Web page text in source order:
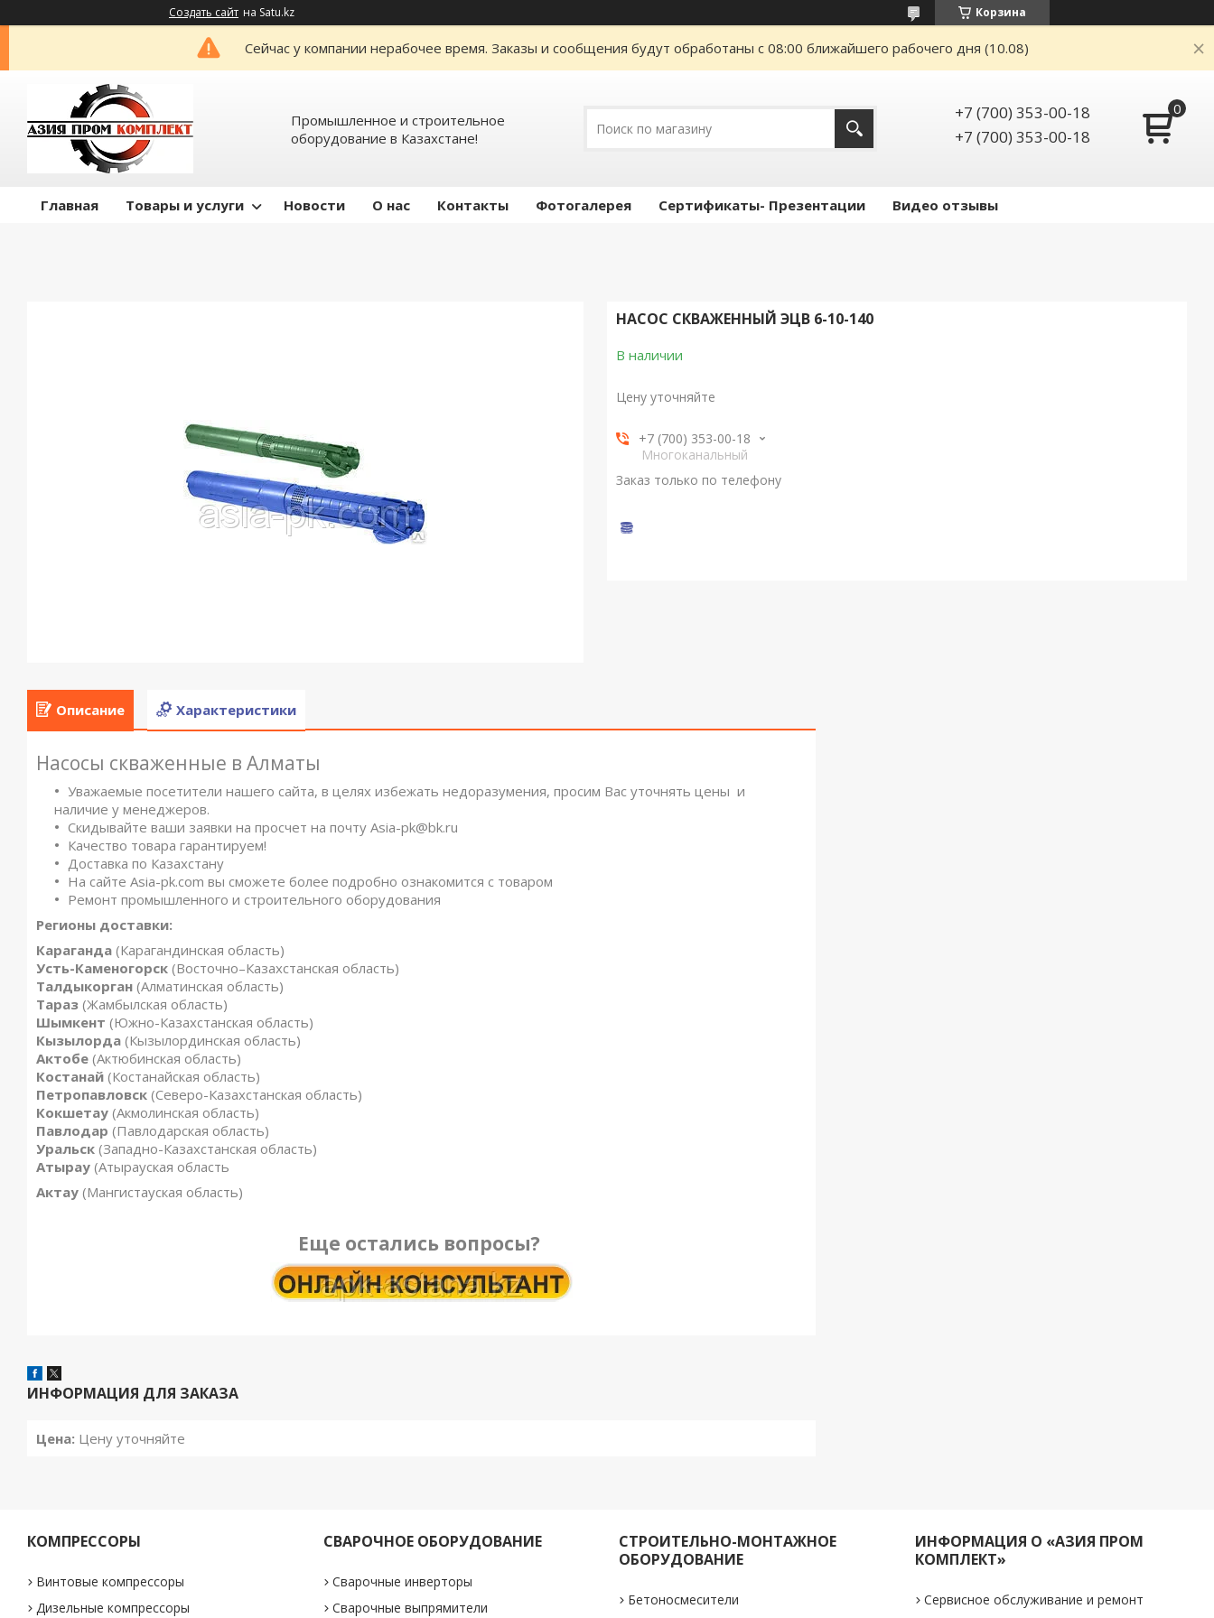
Создать сайт на Satu.kz Корзина
Сейчас у компании нерабочее время. Заказы и сообщения будут обработаны с 08:00 ближайшего рабочего дня (10.08)
Промышленное и строительное
оборудование в Казахстане!
+7 (700) 353-00-18
+7 (700) 353-00-18
Главная Товары и услуги Новости О нас Контакты Фотогалерея Сертификаты- Презентации Видео отзывы
НАСОС СКВАЖЕННЫЙ ЭЦВ 6-10-140
В наличии
Цену уточняйте
+7 (700) 353-00-18
Многоканальный
Заказ только по телефону
Описание Характеристики
Насосы скваженные в Алматы
Уважаемые посетители нашего сайта, в целях избежать недоразумения, просим Вас уточнять цены и
наличие у менеджеров.
Скидывайте ваши заявки на просчет на почту Asia-pk@bk.ru
Качество товара гарантируем!
Доставка по Казахстану
На сайте Asia-pk.com вы сможете более подробно ознакомится с товаром
Ремонт промышленного и строительного оборудования
Регионы доставки:
Караганда (Карагандинская область)
Усть-Каменогорск (Восточно–Казахстанская область)
Талдыкорган (Алматинская область)
Тараз (Жамбылская область)
Шымкент (Южно-Казахстанская область)
Кызылорда (Кызылординская область)
Актобе (Актюбинская область)
Костанай (Костанайская область)
Петропавловск (Северо-Казахстанская область)
Кокшетау (Акмолинская область)
Павлодар (Павлодарская область)
Уральск (Западно-Казахстанская область)
Атырау (Атырауская область
Актау (Мангистауская область)
Еще остались вопросы?
ИНФОРМАЦИЯ ДЛЯ ЗАКАЗА
Цена: Цену уточняйте
КОМПРЕССОРЫ
Винтовые компрессоры
Дизельные компрессоры
СВАРОЧНОЕ ОБОРУДОВАНИЕ
Сварочные инверторы
Сварочные выпрямители
СТРОИТЕЛЬНО-МОНТАЖНОЕ
ОБОРУДОВАНИЕ
Бетоносмесители
ИНФОРМАЦИЯ О «АЗИЯ ПРОМ
КОМПЛЕКТ»
Сервисное обслуживание и ремонт